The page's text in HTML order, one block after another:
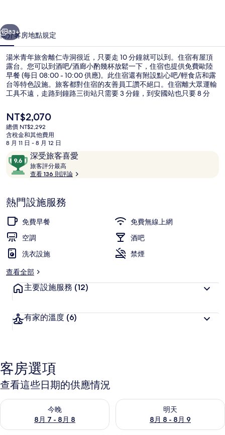
相
片
集
個 下一個
83+
簡介客房地點規定
湯米青年旅舍離仁寺洞很近，只要走 10 分鐘就可以到。住宿有屋頂
露台。您可以到酒吧/酒廊小酌幾杯放鬆一下，住宿也提供免費歐陸
早餐 (每日 08:00 - 10:00 供應)。此住宿還有附設點心吧/輕食店和露
台等特色設施。旅客都對住宿的友善員工讚不絕口。住宿離大眾運輸
工具不遠，走路到鐘路三街站只需要 3 分鐘，到安國站也只要 8 分
目
前
的
價
是
NT$2,070
NT$2,070
總價 NT$2,292
含稅金和其他費用
8 月 11 日 - 8 月 12 日
評
論
深受旅客喜愛
9.6
分，
滿
10，
深
受
旅
客
喜
旅客評分最高
客
查看 136 則評論
熱門設施服務
免費早餐
免費無線上網
空調
酒吧
洗衣設施
禁煙
查看全部
主要設施服務 (12)
有家的溫度 (6)
客房選項
查看這些日期的供應情況
今晚
8月 7 - 8月 8
查看今晚 (8月 7 - 8月 8) 的供應情況
明天
8月 8 - 8月 9
查看明天 (8月 8 - 8月 9) 的供